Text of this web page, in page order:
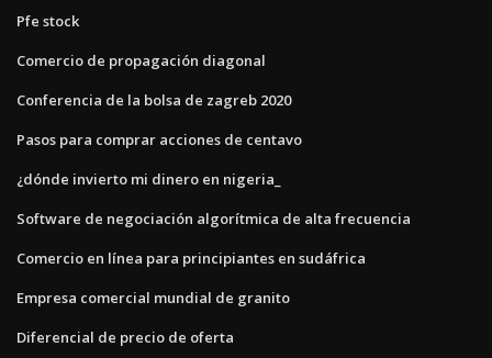
Pfe stock
Comercio de propagación diagonal
Conferencia de la bolsa de zagreb 2020
Pasos para comprar acciones de centavo
¿dónde invierto mi dinero en nigeria_
Software de negociación algorítmica de alta frecuencia
Comercio en línea para principiantes en sudáfrica
Empresa comercial mundial de granito
Diferencial de precio de oferta